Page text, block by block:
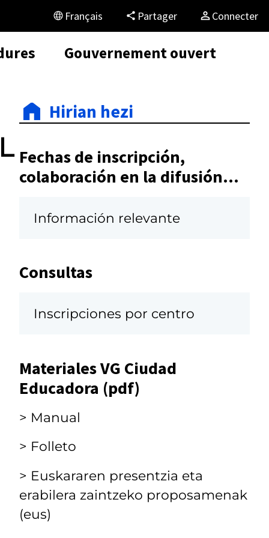
Français Partager Connecter
Gouvernement ouvert
Hirian hezi
Fechas de inscripción,
colaboración en la difusión...
Información relevante
Consultas
Inscripciones por centro
Materiales VG Ciudad
Educadora (pdf)
> Manual
> Folleto
> Euskararen presentzia eta
erabilera zaintzeko proposamenak
(eus)